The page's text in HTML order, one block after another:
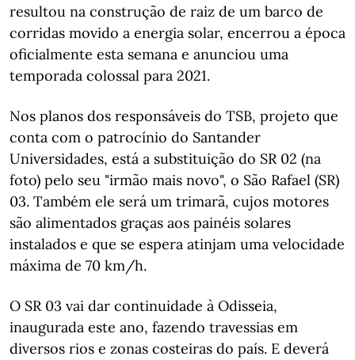
resultou na construção de raiz de um barco de
corridas movido a energia solar, encerrou a época
oficialmente esta semana e anunciou uma
temporada colossal para 2021.
Nos planos dos responsáveis do TSB, projeto que
conta com o patrocínio do Santander
Universidades, está a substituição do SR 02 (na
foto) pelo seu "irmão mais novo", o São Rafael (SR)
03. Também ele será um trimarã, cujos motores
são alimentados graças aos painéis solares
instalados e que se espera atinjam uma velocidade
máxima de 70 km/h.
O SR 03 vai dar continuidade à Odisseia,
inaugurada este ano, fazendo travessias em
diversos rios e zonas costeiras do país. E deverá